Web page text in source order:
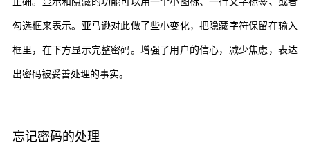
勾选框来表示。亚马逊对此做了些小变化，把隐藏字符保留在输入
框里，在下方显示完整密码。增强了用户的信心，减少焦虑，表达
出密码被妥善处理的事实。
忘记密码的处理